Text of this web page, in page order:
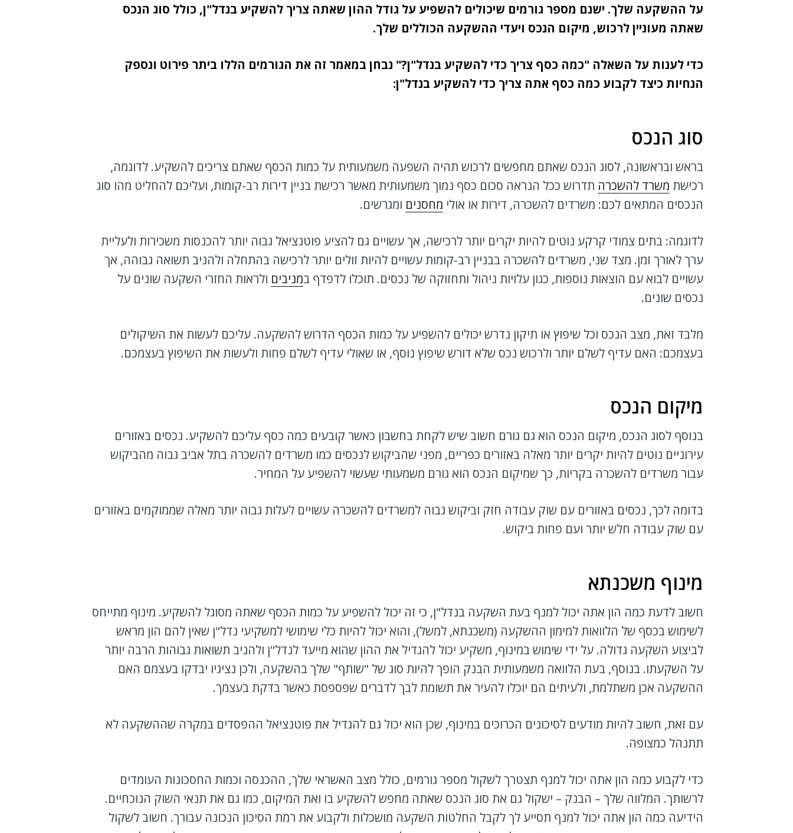
על ההשקעה שלך. ישנם מספר גורמים שיכולים להשפיע על גודל ההון שאתה צריך להשקיע בנדל"ן, כולל סוג הנכס
שאתה מעוניין לרכוש, מיקום הנכס ויעדי ההשקעה הכוללים שלך.
כדי לענות על השאלה "כמה כסף צריך כדי להשקיע בנדל"ן?" נבחן במאמר זה את הגורמים הללו ביתר פירוט ונספק
הנחיות כיצד לקבוע כמה כסף אתה צריך כדי להשקיע בנדל"ן:
סוג הנכס
בראש ובראשונה, לסוג הנכס שאתם מחפשים לרכוש תהיה השפעה משמעותית על כמות הכסף שאתם צריכים להשקיע. לדוגמה,
רכישת משרד להשכרה תדרוש ככל הנראה סכום כסף נמוך משמעותית מאשר רכישת בניין דירות רב-קומות, ועליכם להחליט מהו סוג
הנכסים המתאים לכם: משרדים להשכרה, דירות או אולי מחסנים ומגרשים.
לדוגמה: בתים צמודי קרקע נוטים להיות יקרים יותר לרכישה, אך עשויים גם להציע פוטנציאל גבוה יותר להכנסות משכירות ולעליית
ערך לאורך זמן. מצד שני, משרדים להשכרה בבניין רב-קומות עשויים להיות זולים יותר לרכישה בהתחלה ולהניב תשואה גבוהה, אך
עשויים לבוא עם הוצאות נוספות, כגון עלויות ניהול ותחזוקה של נכסים. תוכלו לדפדף במניבים ולראות החזרי השקעה שונים על
נכסים שונים.
מלבד זאת, מצב הנכס וכל שיפוץ או תיקון נדרש יכולים להשפיע על כמות הכסף הדרוש להשקעה. עליכם לעשות את השיקולים
בעצמכם: האם עדיף לשלם יותר ולרכוש נכס שלא דורש שיפוץ נוסף, או שאולי עדיף לשלם פחות ולעשות את השיפוץ בעצמכם.
מיקום הנכס
בנוסף לסוג הנכס, מיקום הנכס הוא גם גורם חשוב שיש לקחת בחשבון כאשר קובעים כמה כסף עליכם להשקיע. נכסים באזורים
עירוניים נוטים להיות יקרים יותר מאלה באזורים כפריים, מפני שהביקוש לנכסים כמו משרדים להשכרה בתל אביב גבוה מהביקוש
עבור משרדים להשכרה בקריות, כך שמיקום הנכס הוא גורם משמעותי שעשוי להשפיע על המחיר.
בדומה לכך, נכסים באזורים עם שוק עבודה חזק וביקוש גבוה למשרדים להשכרה עשויים לעלות גבוה יותר מאלה שממוקמים באזורים
עם שוק עבודה חלש יותר ועם פחות ביקוש.
מינוף משכנתא
חשוב לדעת כמה הון אתה יכול למנף בעת השקעה בנדל"ן, כי זה יכול להשפיע על כמות הכסף שאתה מסוגל להשקיע. מינוף מתייחס
לשימוש בכסף של הלוואות למימון ההשקעה (משכנתא, למשל), והוא יכול להיות כלי שימושי למשקיעי נדל"ן שאין להם הון מראש
לביצוע השקעה גדולה. על ידי שימוש במינוף, משקיע יכול להגדיל את ההון שהוא מייעד לנדל"ן ולהניב תשואות גבוהות הרבה יותר
על השקעתו. בנוסף, בעת הלוואה משמעותית הבנק הופך להיות סוג של "שותף" שלך בהשקעה, ולכן נציגיו יבדקו בעצמם האם
ההשקעה אכן משתלמת, ולעיתים הם יוכלו להעיר את תשומת לבך לדברים שפספסת כאשר בדקת בעצמך.
עם זאת, חשוב להיות מודעים לסיכונים הכרוכים במינוף, שכן הוא יכול גם להגדיל את פוטנציאל ההפסדים במקרה שההשקעה לא
תתנהל כמצופה.
כדי לקבוע כמה הון אתה יכול למנף תצטרך לשקול מספר גורמים, כולל מצב האשראי שלך, ההכנסה וכמות החסכונות העומדים
לרשותך. המלווה שלך – הבנק – ישקול גם את סוג הנכס שאתה מחפש להשקיע בו ואת המיקום, כמו גם את תנאי השוק הנוכחיים.
הידיעה כמה הון אתה יכול למנף תסייע לך לקבל החלטות השקעה מושכלות ולקבוע את רמת הסיכון הנכונה עבורך. חשוב לשקול